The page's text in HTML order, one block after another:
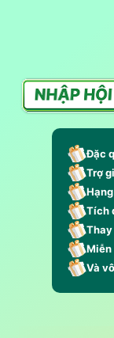
Đặc
Trợ
Tích
Thay
Miễn
Và